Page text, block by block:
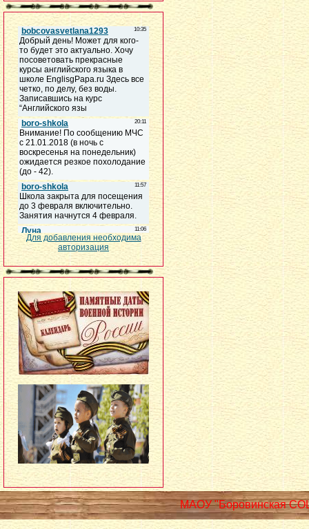
Для добавления необходима
авторизация
МАОУ "Боровинская